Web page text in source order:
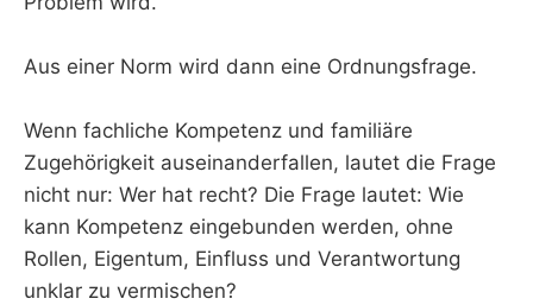
Aus einer Norm wird dann eine Ordnungsfrage.
Wenn fachliche Kompetenz und familiäre
Zugehörigkeit auseinanderfallen, lautet die Frage
nicht nur: Wer hat recht? Die Frage lautet: Wie
kann Kompetenz eingebunden werden, ohne
Rollen, Eigentum, Einfluss und Verantwortung
unklar zu vermischen?